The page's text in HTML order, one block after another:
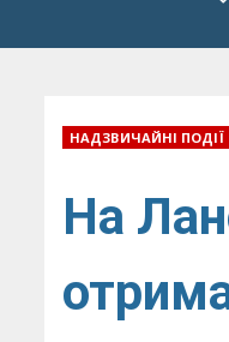
НАДЗВИЧАЙНІ ПОДІЇ
На